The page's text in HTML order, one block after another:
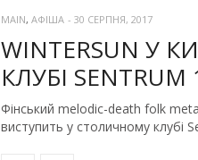
MAIN, АФІША - 30 СЕРПНЯ, 2017
WINTERSUN У
КЛУБІ SENTRUM
Фінський melodic-death folk
виступить у столичному клубі